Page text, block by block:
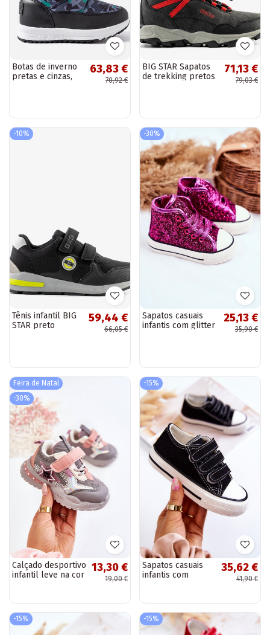
Botas de inverno
pretas e cinzas,
63,83 €
70,92 €
BIG STAR Sapatos
de trekking pretos
71,13 €
79,03 €
-10%
Tênis infantil BIG
STAR preto
59,44 €
66,05 €
-30%
Sapatos casuais
infantis com glitter
25,13 €
35,90 €
Feira de Natal
-30%
Calçado desportivo
infantil leve na cor
13,30 €
19,00 €
-15%
Sapatos casuais
infantis com
35,62 €
41,90 €
-15% -15%